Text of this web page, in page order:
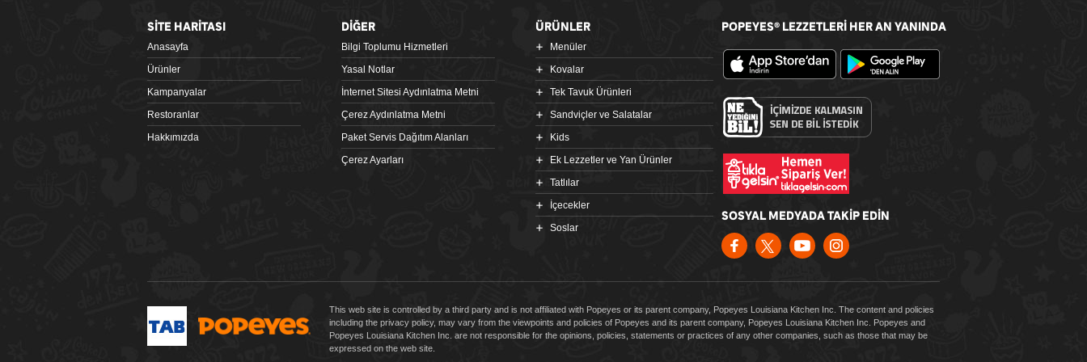
SİTE HARİTASI
Anasayfa
Ürünler
Kampanyalar
Restoranlar
Hakkımızda
DİĞER
Bilgi Toplumu Hizmetleri
Yasal Notlar
İnternet Sitesi Aydınlatma Metni
Çerez Aydınlatma Metni
Paket Servis Dağıtım Alanları
Çerez Ayarları
ÜRÜNLER
Menüler
Kovalar
Tek Tavuk Ürünleri
Sandviçler ve Salatalar
Kids
Ek Lezzetler ve Yan Ürünler
Tatlılar
İçecekler
Soslar
POPEYES® LEZZETLERİ HER AN YANINDA
SOSYAL MEDYADA TAKİP EDİN
This web site is controlled by a third party and is not affiliated with Popeyes or its parent company, Popeyes Louisiana Kitchen Inc. The content and policies
including the privacy policy, may vary from the viewpoints and policies of Popeyes and its parent company, Popeyes Louisiana Kitchen Inc. Popeyes and
Popeyes Louisiana Kitchen Inc. are not responsible for the opinions, policies, statements or practices of any other companies, such as those that may be
expressed on the web site.